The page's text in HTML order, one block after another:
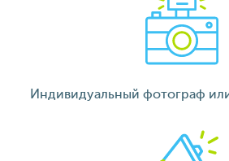
Индивидуальный фотограф